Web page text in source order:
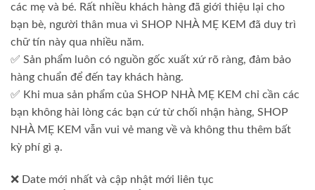
các mẹ và bé. Rất nhiều khách hàng đã giới thiệu lại cho
bạn bè, người thân mua vì SHOP NHÀ MẸ KEM đã duy trì
chữ tín này qua nhiều năm.
✅ Sản phẩm luôn có nguồn gốc xuất xứ rõ ràng, đảm bảo
hàng chuẩn để đến tay khách hàng.
✅ Khi mua sản phẩm của SHOP NHÀ MẸ KEM chỉ cần các
bạn không hài lòng các bạn cứ từ chối nhận hàng, SHOP
NHÀ MẸ KEM vẫn vui vẻ mang về và không thu thêm bất
kỳ phí gì ạ.
❌ Date mới nhất và cập nhật mới liên tục